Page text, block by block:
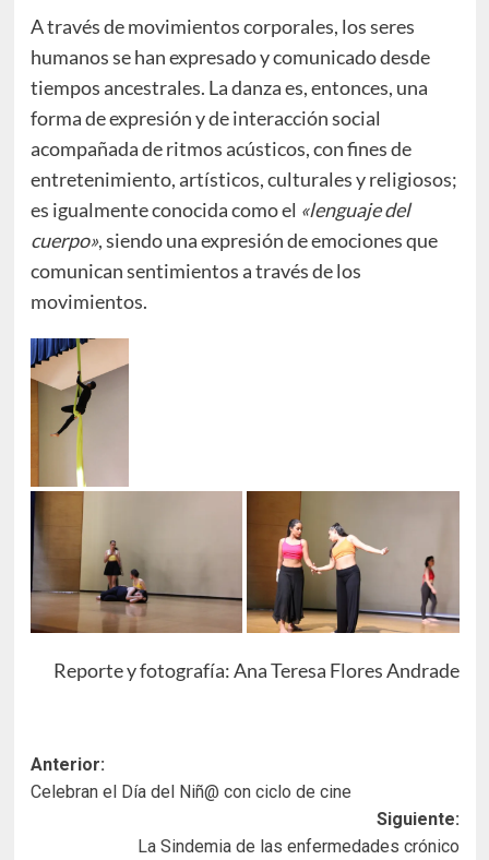
A través de movimientos corporales, los seres
humanos se han expresado y comunicado desde
tiempos ancestrales. La danza es, entonces, una
forma de expresión y de interacción social
acompañada de ritmos acústicos, con fines de
entretenimiento, artísticos, culturales y religiosos;
es igualmente conocida como el «lenguaje del
cuerpo», siendo una expresión de emociones que
comunican sentimientos a través de los
movimientos.
Reporte y fotografía: Ana Teresa Flores Andrade
Navegación
de
entradas
Anterior:
Celebran el Día del Niñ@ con ciclo de cine
Siguiente:
La Sindemia de las enfermedades crónico